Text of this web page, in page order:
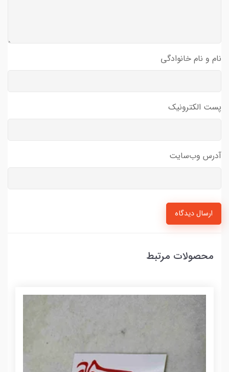
نام و نام خانوادگی
پست الکترونیک
آدرس وب‌سایت
ارسال دیدگاه
محصولات مرتبط